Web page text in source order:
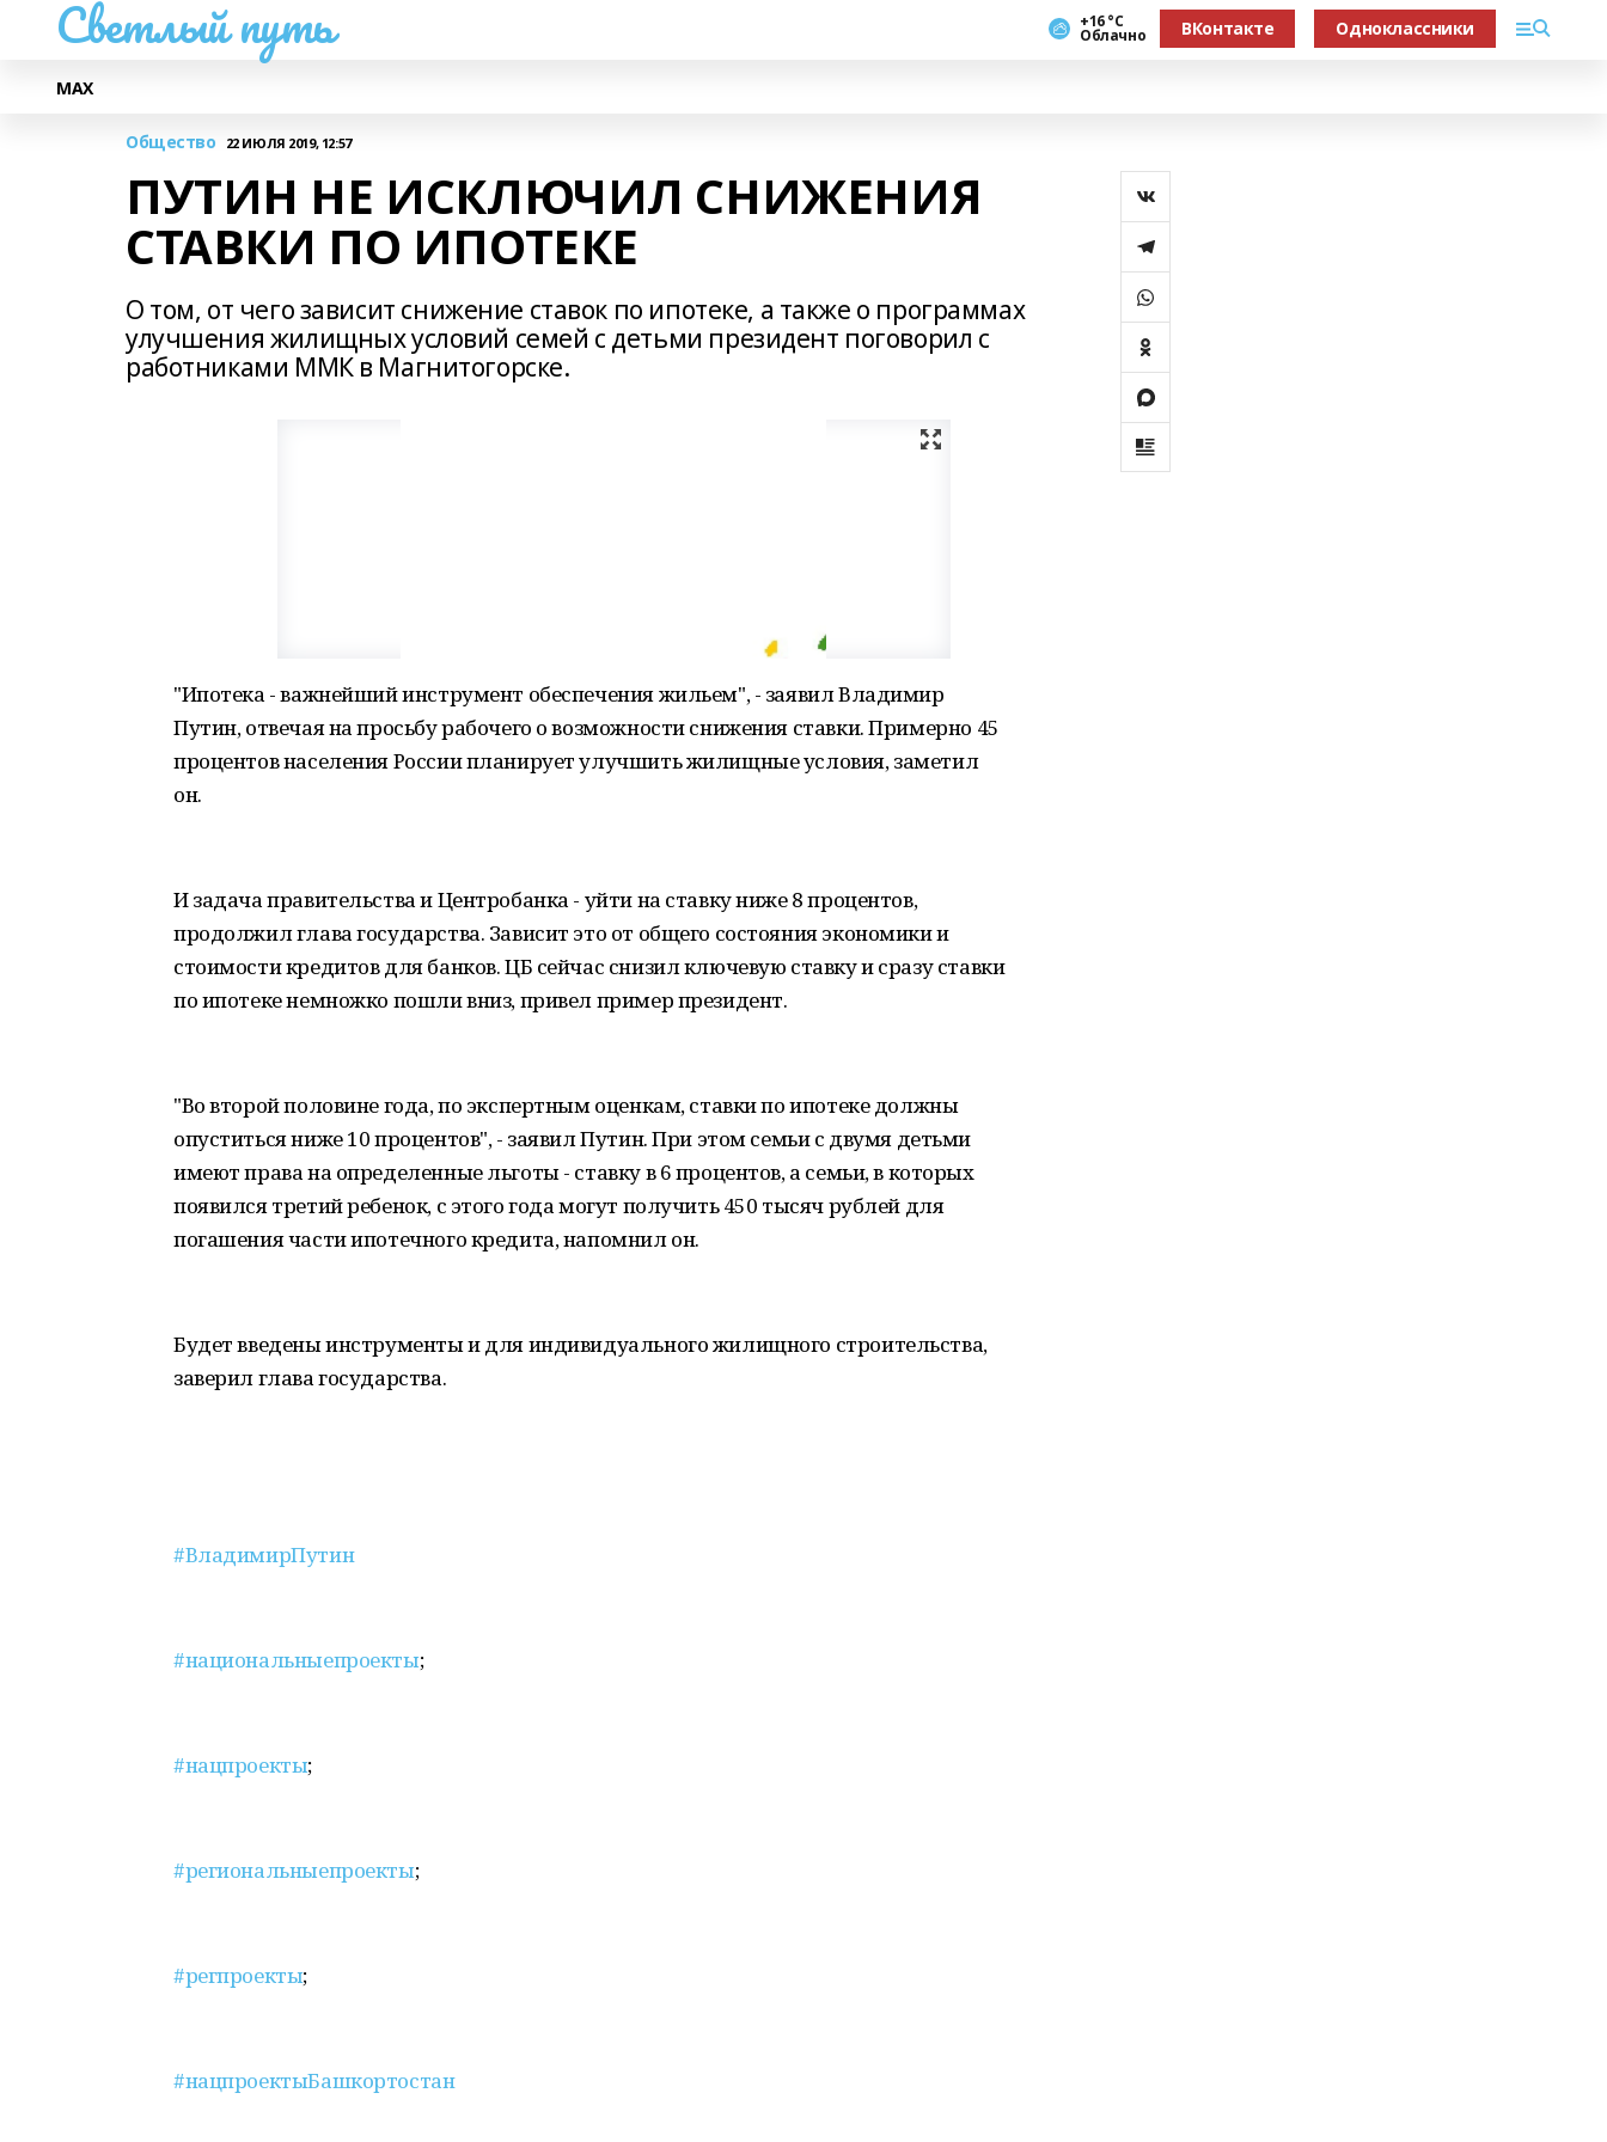
Светлый путь +16 °С
Облачно ВКонтакте Одноклассники
МАХ
Общество 22 ИЮЛЯ 2019, 12:57
ПУТИН НЕ ИСКЛЮЧИЛ СНИЖЕНИЯ
СТАВКИ ПО ИПОТЕКЕ
О том, от чего зависит снижение ставок по ипотеке, а также о программах
улучшения жилищных условий семей с детьми президент поговорил с
работниками ММК в Магнитогорске.
"Ипотека - важнейший инструмент обеспечения жильем", - заявил Владимир
Путин, отвечая на просьбу рабочего о возможности снижения ставки. Примерно 45
процентов населения России планирует улучшить жилищные условия, заметил
он.
И задача правительства и Центробанка - уйти на ставку ниже 8 процентов,
продолжил глава государства. Зависит это от общего состояния экономики и
стоимости кредитов для банков. ЦБ сейчас снизил ключевую ставку и сразу ставки
по ипотеке немножко пошли вниз, привел пример президент.
"Во второй половине года, по экспертным оценкам, ставки по ипотеке должны
опуститься ниже 10 процентов", - заявил Путин. При этом семьи с двумя детьми
имеют права на определенные льготы - ставку в 6 процентов, а семьи, в которых
появился третий ребенок, с этого года могут получить 450 тысяч рублей для
погашения части ипотечного кредита, напомнил он.
Будет введены инструменты и для индивидуального жилищного строительства,
заверил глава государства.
#ВладимирПутин
#национальныепроекты;
#нацпроекты;
#региональныепроекты;
#регпроекты;
#нацпроектыБашкортостан